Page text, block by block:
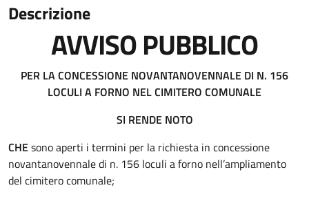
Descrizione
AVVISO PUBBLICO
PER LA CONCESSIONE NOVANTANOVENNALE DI N. 156
LOCULI A FORNO NEL CIMITERO COMUNALE
SI RENDE NOTO
CHEsono aperti i termini per la richiesta in concessione
novantanovennale di n. 156 loculi a forno nell’ampliamento
del cimitero comunale;